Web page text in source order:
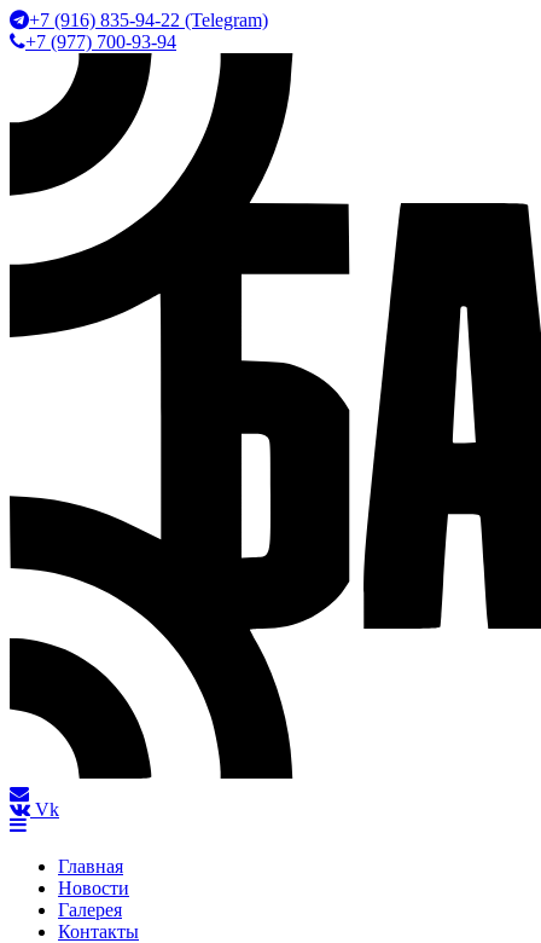
+7 (916) 835-94-22 (Telegram)
+7 (977) 700-93-94
Vk
Главная
Новости
Галерея
Контакты